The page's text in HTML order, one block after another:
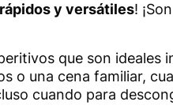
y versátiles!
que son
o una cena familiar,
cuando para